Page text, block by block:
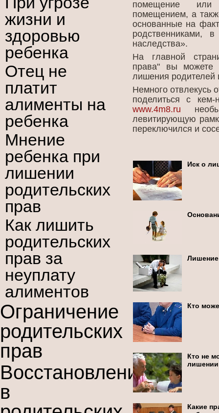
жизни и
здоровью
ребенка
Отец не
платит
алименты на
ребенка
Мнение
ребенка при
лишении
родительских
прав
Как лишить
родительских
прав за
неуплату
алиментов
Ограничение
родительских
прав
Восстановление
в
помещение
помещением, а
основанные на
родственниками,
наследства».
На главной
права" вы можете
лишения родителей
Немного отвлекусь
поделиться с
www.4m8.ru
левитирующую
переключился и
Иск о
Лишение
Кто
Кто не
лишении
Какие